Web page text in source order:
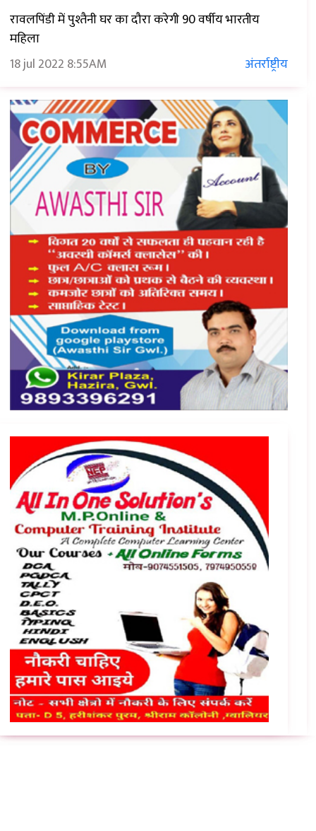
रावलपिंडी में पुश्तैनी घर का दौरा करेगी 90 वर्षीय भारतीय
महिला
18 jul 2022 8:55AM अंतर्राष्ट्रीय